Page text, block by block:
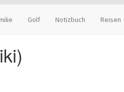
Golf Notizbuch Reisen